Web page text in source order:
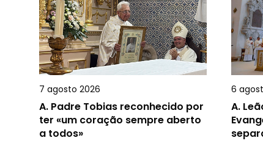
7 agosto 2026
A. Padre Tobias reconhecido por
ter «um coração sempre aberto
a todos»
6
A.